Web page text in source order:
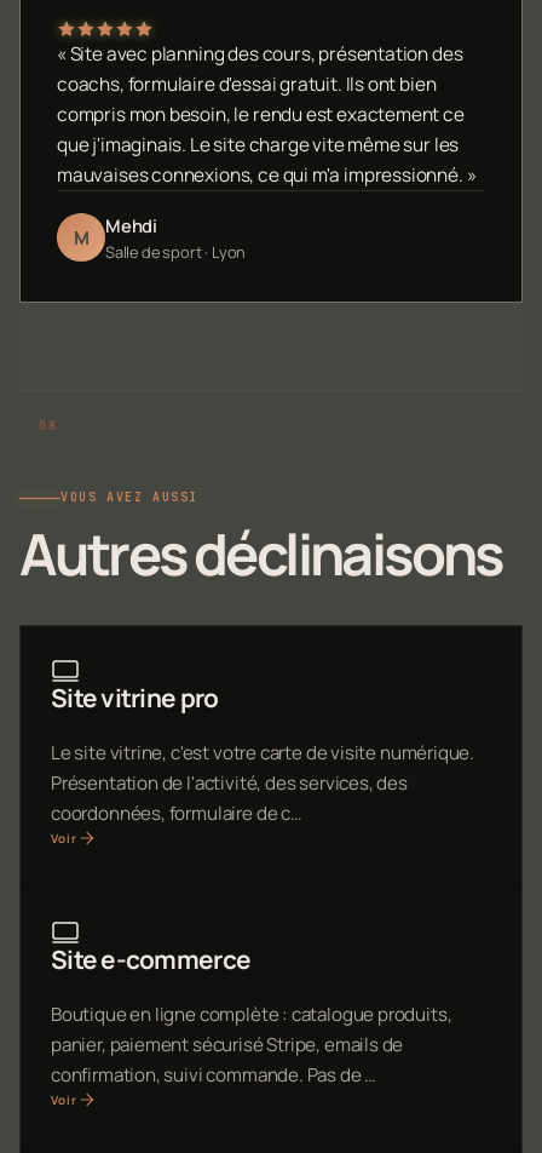
« Site avec planning des cours, présentation des
coachs, formulaire d'essai gratuit. Ils ont bien
compris mon besoin, le rendu est exactement ce
que j'imaginais. Le site charge vite même sur les
mauvaises connexions, ce qui m'a impressionné. »
M Mehdi
Salle de sport · Lyon
VOUS AVEZ AUSSI
Autres déclinaisons
Site vitrine pro
Le site vitrine, c'est votre carte de visite numérique.
Présentation de l'activité, des services, des
coordonnées, formulaire de c…
Voir
Site e-commerce
Boutique en ligne complète : catalogue produits,
panier, paiement sécurisé Stripe, emails de
confirmation, suivi commande. Pas de …
Voir